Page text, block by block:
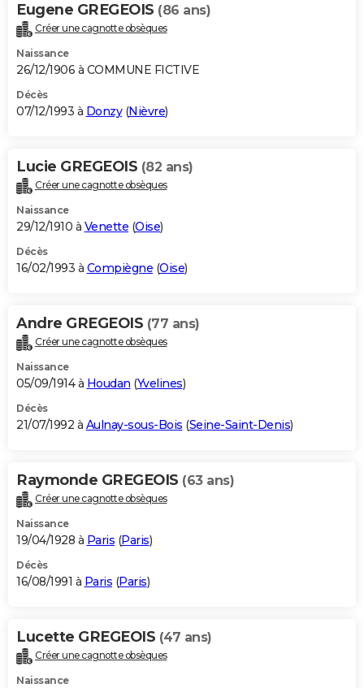
Eugene GREGEOIS (86 ans)
Créer une cagnotte obsèques
Naissance
26/12/1906 à COMMUNE FICTIVE
Décès
07/12/1993 à Donzy(Nièvre)
Lucie GREGEOIS (82 ans)
Créer une cagnotte obsèques
Naissance
29/12/1910 à Venette (Oise)
Décès
16/02/1993 à Compiègne (Oise)
Andre GREGEOIS (77 ans)
Créer une cagnotte obsèques
Naissance
05/09/1914 à Houdan (Yvelines)
Décès
21/07/1992 à Aulnay-sous-Bois (Seine-Saint-Denis)
Raymonde GREGEOIS (63 ans)
Créer une cagnotte obsèques
Naissance
19/04/1928 à Paris (Paris)
Décès
16/08/1991 à Paris (Paris)
Lucette GREGEOIS (47 ans)
Créer une cagnotte obsèques
Naissance